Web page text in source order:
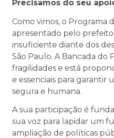
Precisamos do seu
Como vimos, o Programa
apresentado pelo
insuficiente diante dos
São Paulo. A Bancada do
fragilidades e está
e essenciais para garantir
segura e humana.
A sua participação é
sua voz para lapidar um
ampliação de políticas